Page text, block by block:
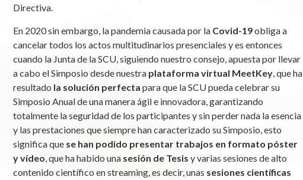
Directiva.
En 2020 sin embargo, la pandemia causada por la Covid-19obliga a
cancelar todos los actos multitudinarios presenciales y es entonces
cuando la Junta de la SCU, siguiendo nuestro consejo, apuesta por llevar
a cabo el Simposio desde nuestra plataforma virtual MeetKey, que ha
resultado la solución perfecta para que la SCU pueda celebrar su
Simposio Anual de una manera ágil e innovadora, garantizando
totalmente la seguridad de los participantes y sin perder nada la esencia
y las prestaciones que siempre han caracterizado su Simposio, esto
significa que se han podido presentar trabajos en formato póster
y vídeo, que ha habido una sesión de Tesis y varias sesiones de alto
contenido científico en streaming, es decir, unas sesiones científicas